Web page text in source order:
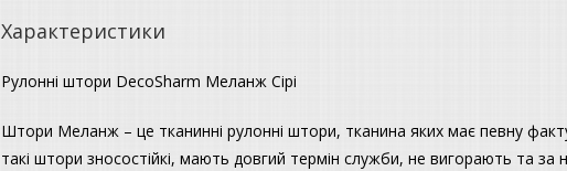
Характеристики
Рулонні штори DecoSharm Меланж Сірі
Штори Меланж – це тканинні рулонні штори, тканина яких має певну
такі штори зносостійкі, мають довгий термін служби, не вигорають та за